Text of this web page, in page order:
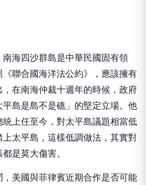
海四沙群島是中華民國固有領
《聯合國海洋法公約》，應該擁有
在南海仲裁十週年的時候，政府
平島是島不是礁」的堅定立場。他
上任至今，對太平島議題相當低
太平島，這樣低調做法，其實對
是莫大傷害。
美國與菲律賓近期合作是否可能